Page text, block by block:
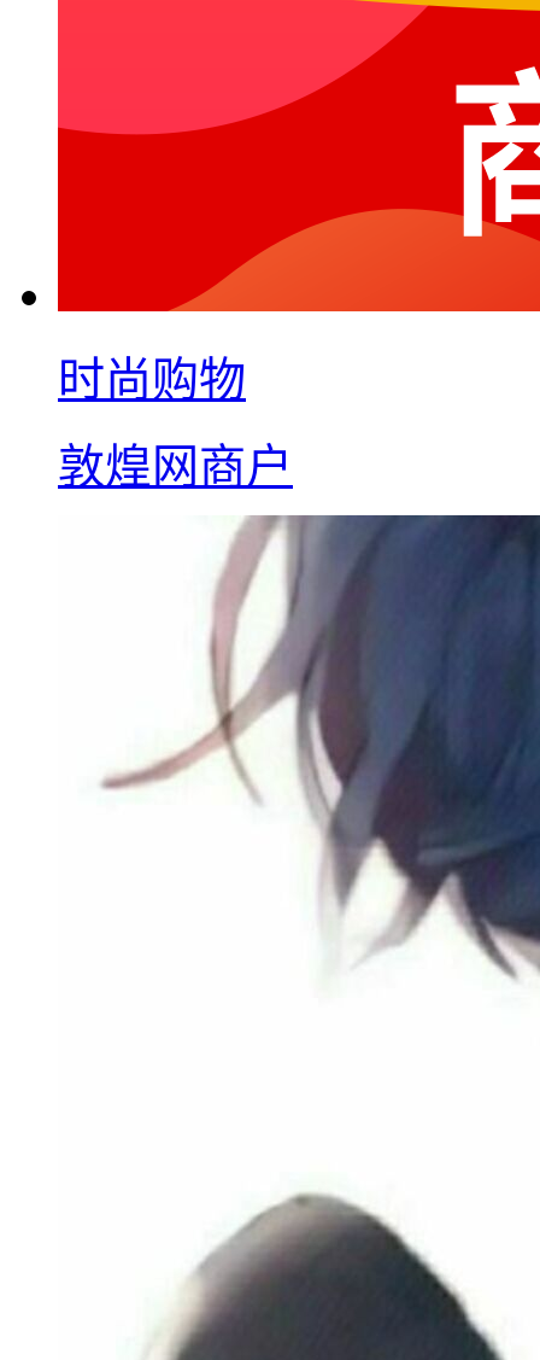
时尚购物
敦煌网商户